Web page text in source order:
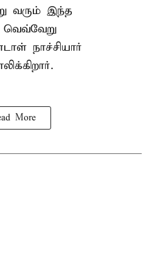
வரும் இந்த
நாச்சியார்
More